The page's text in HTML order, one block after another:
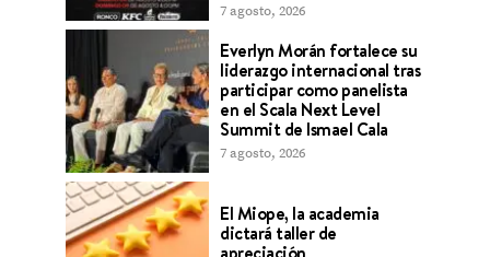
7 agosto, 2026
Everlyn Morán fortalece su
liderazgo internacional tras
participar como panelista
en el Scala Next Level
Summit de Ismael Cala
7 agosto, 2026
El Miope, la academia
dictará taller de